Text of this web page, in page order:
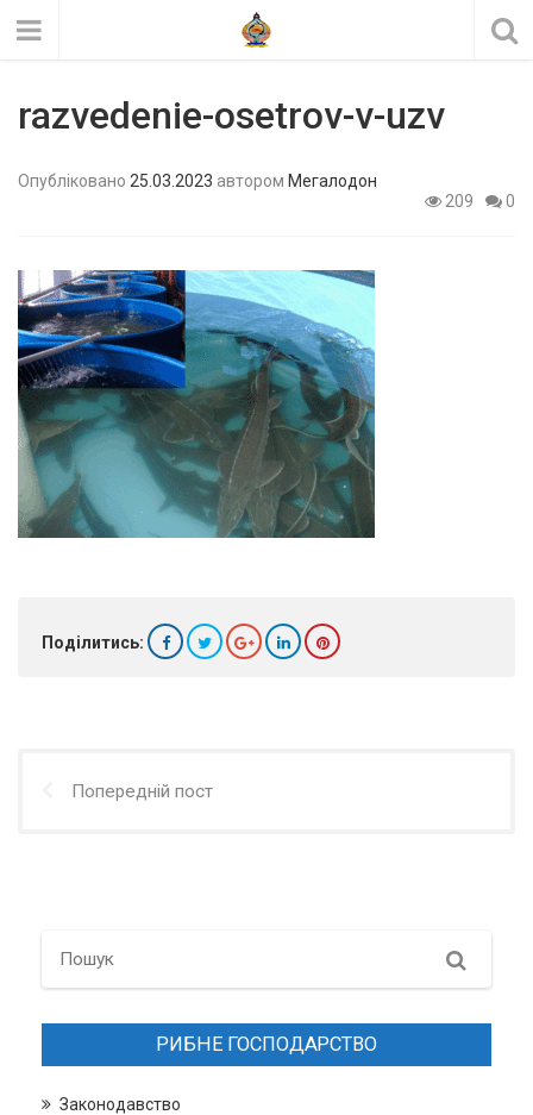
razvedenie-osetrov-v-uzv
Опубліковано 25.03.2023 автором Мегалодон
209
0
Поділитись:
Попередній пост
Search
РИБНЕ ГОСПОДАРСТВО
Законодавство